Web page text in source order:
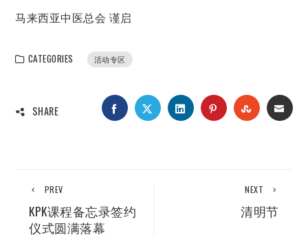
马来西亚中医总会 谨启
CATEGORIES 活动专区
SHARE FACEBOOKTWITTERLINKEDINPINTEREST
PREV
KPK课程备忘录签约
仪式圆满落幕
NEXT
清明节